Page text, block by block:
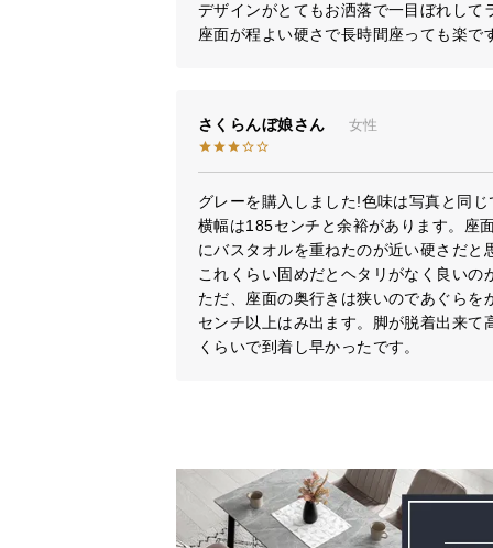
デザインがとてもお洒落で一目ぼれして
座面が程よい硬さで長時間座っても楽で
さくらんぼ娘 女性
グレーを購入しました!色味は写真と同じ
横幅は185センチと余裕があります。座
にバスタオルを重ねたのが近い硬さだ
これくらい固めだとヘタリがなく良いの
ただ、座面の奥行きは狭いのであぐら
センチ以上はみ出ます。脚が脱着出来